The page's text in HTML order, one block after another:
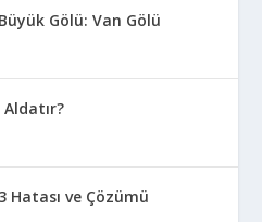
Gölü: Van Gölü
Hatası ve Çözümü